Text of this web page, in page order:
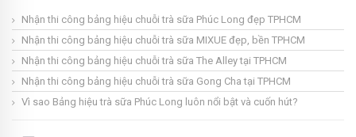
Nhận thi công bảng hiệu chuỗi trà sữa Phúc Long đẹp TPHCM
Nhận thi công bảng hiệu chuỗi trà sữa MIXUE đẹp, bền TPHCM
Nhận thi công bảng hiệu chuỗi trà sữa The Alley tại TPHCM
Nhận thi công bảng hiệu chuỗi trà sữa Gong Cha tại TPHCM
Vì sao Bảng hiệu trà sữa Phúc Long luôn nổi bật và cuốn hút?